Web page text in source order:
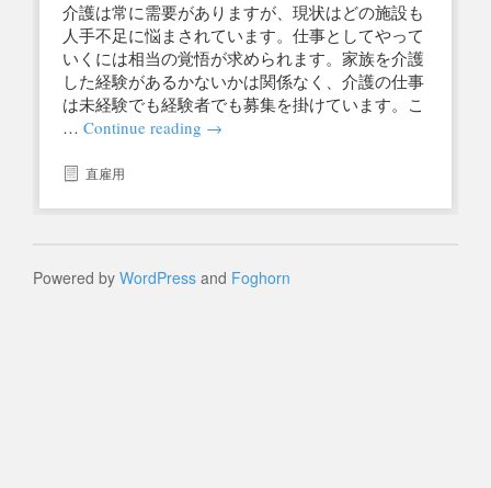
介護は常に需要がありますが、現状はどの施設も
人手不足に悩まされています。仕事としてやって
いくには相当の覚悟が求められます。家族を介護
した経験があるかないかは関係なく、介護の仕事
は未経験でも経験者でも募集を掛けています。こ
… Continue reading →
直雇用
Powered by WordPress and Foghorn